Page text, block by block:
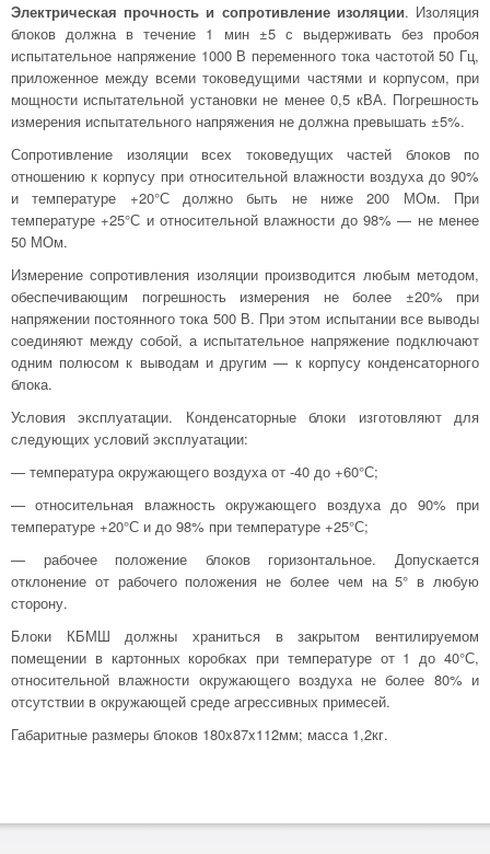
Электрическая прочность и сопротивление изоляции. Изоляция
блоков должна в течение 1 мин ±5 с выдерживать без пробоя
испытательное напряжение 1000 В переменного тока частотой 50 Гц,
приложенное между всеми токоведущими частями и корпусом, при
мощности испытательной установки не менее 0,5 кВА. Погрешность
измерения испытательного напряжения не должна превышать ±5%.
Сопротивление изоляции всех токоведущих частей блоков по
отношению к корпусу при относительной влажности воздуха до 90%
и температуре +20°С должно быть не ниже 200 МОм. При
температуре +25°С и относительной влажности до 98% — не менее
50 МОм.
Измерение сопротивления изоляции производится любым методом,
обеспечивающим погрешность измерения не более ±20% при
напряжении постоянного тока 500 В. При этом испытании все выводы
соединяют между собой, а испытательное напряжение подключают
одним полюсом к выводам и другим — к корпусу конденсаторного
блока.
Условия эксплуатации. Конденсаторные блоки изготовляют для
следующих условий эксплуатации:
— температура окружающего воздуха от -40 до +60°С;
— относительная влажность окружающего воздуха до 90% при
температуре +20°С и до 98% при температуре +25°С;
— рабочее положение блоков горизонтальное. Допускается
отклонение от рабочего положения не более чем на 5° в любую
сторону.
Блоки КБМШ должны храниться в закрытом вентилируемом
помещении в картонных коробках при температуре от 1 до 40°С,
относительной влажности окружающего воздуха не более 80% и
отсутствии в окружающей среде агрессивных примесей.
Габаритные размеры блоков 180x87x112мм; масса 1,2кг.